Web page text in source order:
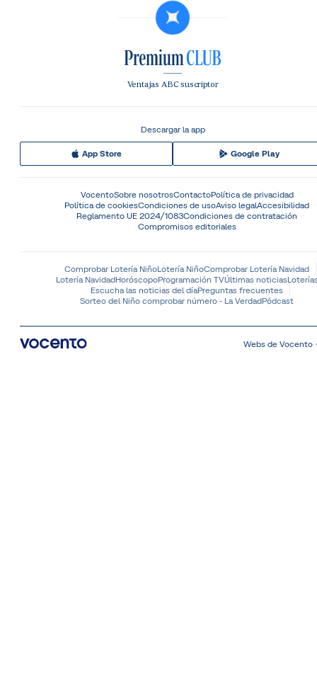
Ventajas ABC suscriptor
Descargar la app
App Store Google Play
VocentoSobre nosotrosContactoPolítica de privacidad
Política de cookiesCondiciones de usoAviso legalAccesibilidad
Reglamento UE 2024/1083Condiciones de contratación
Compromisos editoriales
Comprobar Lotería NiñoLotería NiñoComprobar Lotería Navidad
Lotería NavidadHoróscopoProgramación TVÚltimas noticias
Escucha las noticias del díaPreguntas frecuentes
Sorteo del Niño comprobar número - La VerdadPódcast
Webs de Vocento